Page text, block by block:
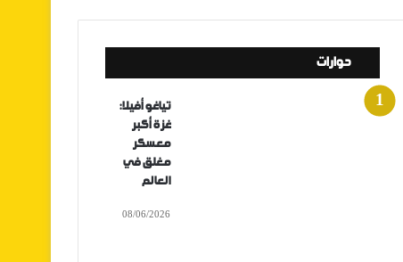
حوارات
تياغو أفيلا:
غزة أكبر
معسكر
مغلق في
العالم
08/06/2026